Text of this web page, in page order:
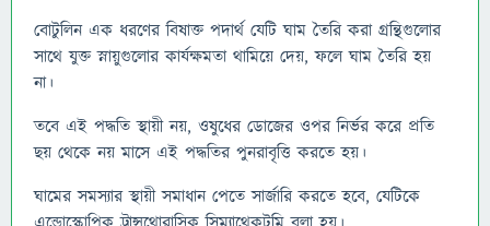
বোটুলিন এক ধরণের বিষাক্ত পদার্থ যেটি ঘাম তৈরি করা গ্রন্থিগুলোর
সাথে যুক্ত স্নায়ুগুলোর কার্যক্ষমতা থামিয়ে দেয়, ফলে ঘাম তৈরি হয়
না।
তবে এই পদ্ধতি স্থায়ী নয়, ওষুধের ডোজের ওপর নির্ভর করে প্রতি
ছয় থেকে নয় মাসে এই পদ্ধতির পুনরাবৃত্তি করতে হয়।
ঘামের সমস্যার স্থায়ী সমাধান পেতে সার্জারি করতে হবে, যেটিকে